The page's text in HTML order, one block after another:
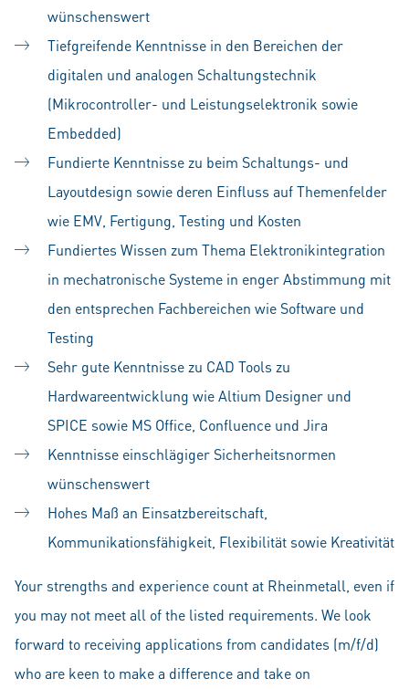
wünschenswert
Tiefgreifende Kenntnisse in den Bereichen der
digitalen und analogen Schaltungstechnik
(Mikrocontroller- und Leistungselektronik sowie
Embedded)
Fundierte Kenntnisse zu beim Schaltungs- und
Layoutdesign sowie deren Einfluss auf Themenfelder
wie EMV, Fertigung, Testing und Kosten
Fundiertes Wissen zum Thema Elektronikintegration
in mechatronische Systeme in enger Abstimmung mit
den entsprechen Fachbereichen wie Software und
Testing
Sehr gute Kenntnisse zu CAD Tools zu
Hardwareentwicklung wie Altium Designer und
SPICE sowie MS Office, Confluence und Jira
Kenntnisse einschlägiger Sicherheitsnormen
wünschenswert
Hohes Maß an Einsatzbereitschaft,
Kommunikationsfähigkeit, Flexibilität sowie Kreativität
Your strengths and experience count at Rheinmetall, even if
you may not meet all of the listed requirements. We look
forward to receiving applications from candidates (m/f/d)
who are keen to make a difference and take on